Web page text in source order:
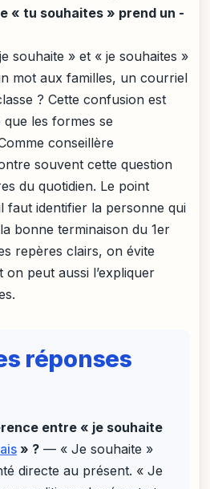
« tu souhaites » prend un -
souhaite » et « je souhaites »
mot aux familles, un courriel
? Cette confusion est
les formes se
conseillère
souvent cette question
du quotidien. Le point
faut identifier la personne qui
bonne terminaison du 1er
repères clairs, on évite
on peut aussi l’expliquer
réponses
entre « je souhaite
» ? — « Je souhaite »
directe au présent. « Je